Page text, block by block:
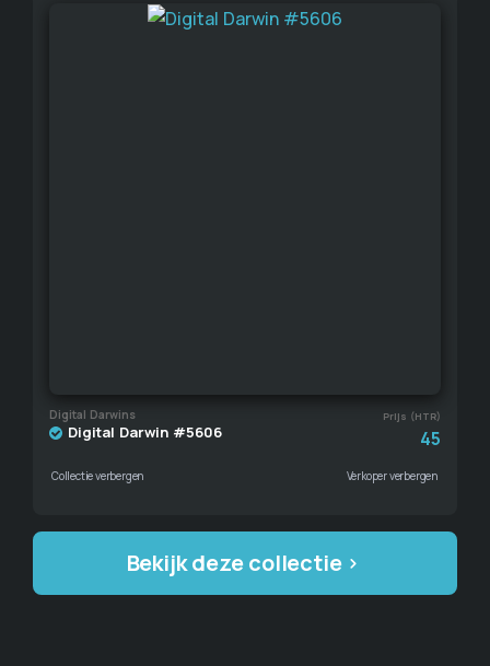
Digital Darwins Prijs (HTR)
Digital Darwin #5606 45
Collectie verbergen Verkoper verbergen
Bekijk deze collectie